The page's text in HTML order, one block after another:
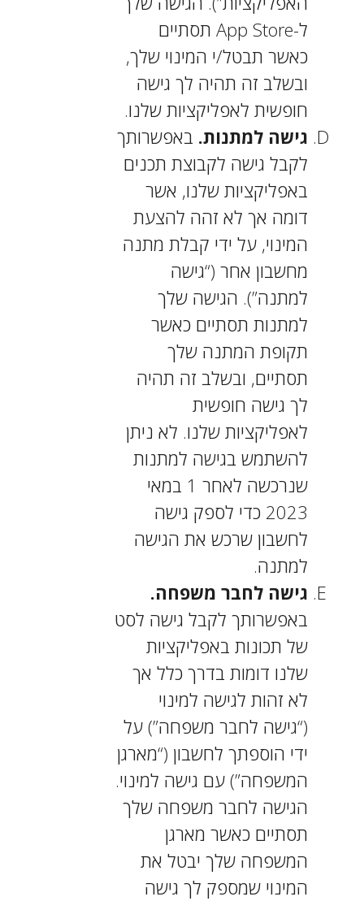
ל-App Store תסתיים
כאשר תבטל/י המינוי שלך,
ובשלב זה תהיה לך גישה
חופשית לאפליקציות שלנו.
גישה למתנות. באפשרותך
לקבל גישה לקבוצת תכנים
באפליקציות שלנו, אשר
דומה אך לא זהה להצעת
המינוי, על ידי קבלת מתנה
מחשבון אחר (“גישה
למתנה”). הגישה שלך
למתנות תסתיים כאשר
תקופת המתנה שלך
תסתיים, ובשלב זה תהיה
לך גישה חופשית
לאפליקציות שלנו. לא ניתן
להשתמש בגישה למתנות
שנרכשה לאחר 1 במאי
2023 כדי לספק גישה
לחשבון שרכש את הגישה
למתנה.
גישה לחבר משפחה.
באפשרותך לקבל גישה לסט
של תכונות באפליקציות
שלנו דומות בדרך כלל אך
לא זהות לגישה למינוי
(“גישה לחבר משפחה”) על
ידי הוספתך לחשבון (“מארגן
המשפחה”) עם גישה למינוי.
הגישה לחבר משפחה שלך
תסתיים כאשר מארגן
המשפחה שלך יבטל את
המינוי שמספק לך גישה